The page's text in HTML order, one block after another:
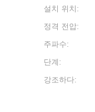
설치 위치:
정격 전압:
주파수:
단계:
강조하다: